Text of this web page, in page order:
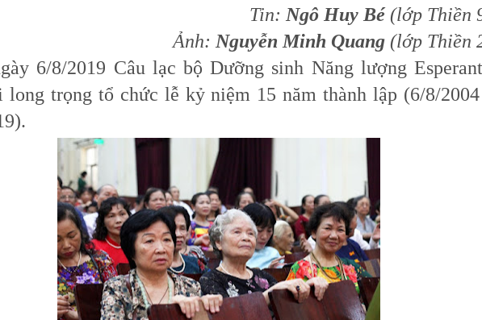
Tin: Ngô Huy Bé(lớp Thiền
Ảnh: Nguyễn Minh Quang (lớp Thiền
6/8/2019 Câu lạc bộ Dưỡng sinh Năng lượng
long trọng tổ chức lễ kỷ niệm 15 năm thành lập (6/8/